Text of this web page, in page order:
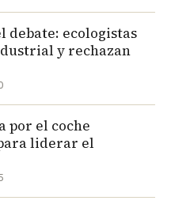
debate: ecologistas
y rechazan
por el coche
liderar el